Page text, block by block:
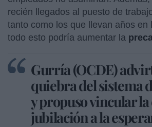
recién llegados al puesto de
tanto como los que llevan años
todo esto podría aumentar la
Gurría (OCDE)
quiebra del sistema
y propuso vincular la
jubilación a la